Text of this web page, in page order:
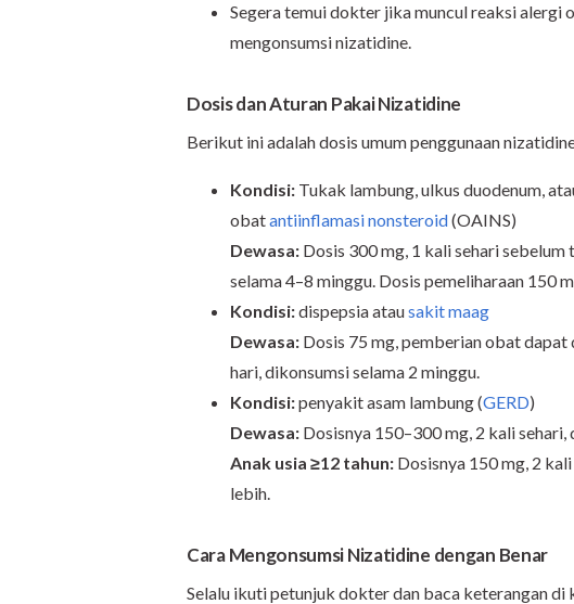
Segera temui dokter jika muncul reaksi alergi
mengonsumsi nizatidine.
Dosis dan Aturan Pakai Nizatidine
Berikut ini adalah dosis umum penggunaan
Kondisi: Tukak lambung, ulkus duodenum,
obatantiinflamasi nonsteroid(OAINS)
Dewasa: Dosis 300 mg, 1 kali sehari
selama 4–8 minggu. Dosis pemeliharaan 150
Kondisi:dispepsia atausakit maag
Dewasa: Dosis 75 mg, pemberian obat
hari, dikonsumsi selama 2 minggu.
Kondisi:penyakit asam lambung (GERD)
Dewasa: Dosisnya 150–300 mg, 2 kali
Anak usia ≥12 tahun: Dosisnya 150 mg, 2
lebih.
Cara Mengonsumsi Nizatidine dengan Benar
Selalu ikuti petunjuk dokter dan baca keterangan di